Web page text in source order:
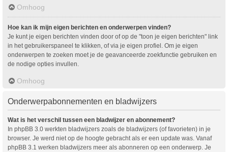
Omhoog
Hoe kan ik mijn eigen berichten en onderwerpen vinden?
Je kunt je eigen berichten vinden door of op de "toon je eigen berichten" link
in het gebruikerspaneel te klikken, of via je eigen profiel. Om je eigen
onderwerpen te zoeken moet je de geavanceerde zoekfunctie gebruiken en
de nodige opties invullen.
Omhoog
Onderwerpabonnementen en bladwijzers
Wat is het verschil tussen een bladwijzer en abonnement?
In phpBB 3.0 werkten bladwijzers zoals de bladwijzers (of favorieten) in je
browser. Je werd niet op de hoogte gebracht als er een update was. Vanaf
phpBB 3.1 werken bladwijzers meer als abonneren op een onderwerp. Je